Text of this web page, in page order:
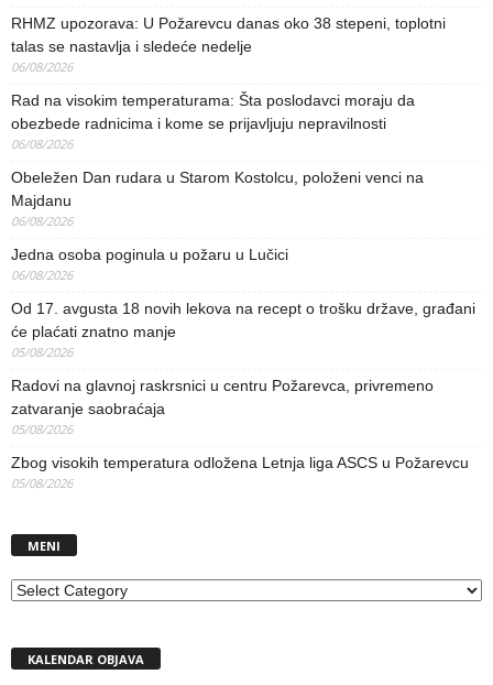
RHMZ upozorava: U Požarevcu danas oko 38 stepeni, toplotni
talas se nastavlja i sledeće nedelje
06/08/2026
Rad na visokim temperaturama: Šta poslodavci moraju da
obezbede radnicima i kome se prijavljuju nepravilnosti
06/08/2026
Obeležen Dan rudara u Starom Kostolcu, položeni venci na
Majdanu
06/08/2026
Jedna osoba poginula u požaru u Lučici
06/08/2026
Od 17. avgusta 18 novih lekova na recept o trošku države, građani
će plaćati znatno manje
05/08/2026
Radovi na glavnoj raskrsnici u centru Požarevca, privremeno
zatvaranje saobraćaja
05/08/2026
Zbog visokih temperatura odložena Letnja liga ASCS u Požarevcu
05/08/2026
MENI
MENI
KALENDAR OBJAVA